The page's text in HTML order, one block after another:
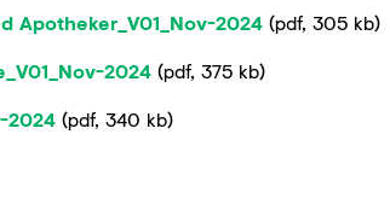
Apotheker_V01_Nov-2024 (pdf, 305 kb)
2024 (pdf, 375 kb)
2024 (pdf, 340 kb)